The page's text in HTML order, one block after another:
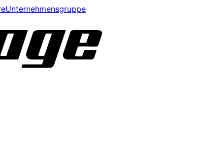
Unternehmensgruppe